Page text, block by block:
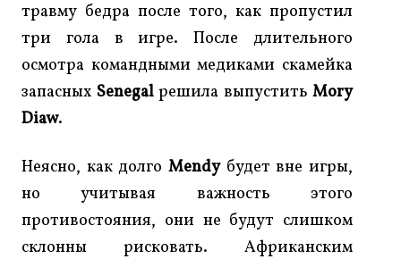
травму бедра после того, как пропустил
три гола в игре. После длительного
осмотра командными медиками скамейка
запасных Senegalрешила выпустить Mory
Diaw.
Неясно, как долго Mendyбудет вне игры,
но учитывая важность этого
противостояния, они не будут слишком
склонны рисковать. Африканским